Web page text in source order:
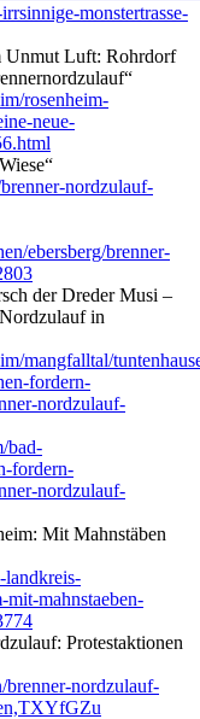
monstertrasse-
Unmut Luft: Rohrdorf
rosenheim-
neue-
nordzulauf-
ebersberg/brenner-
der Dreder Musi –
in
mangfalltal/
fordern-
nordzulauf-
bad-
fordern-
nordzulauf-
Mit Mahnstäben
landkreis-
mit-mahnstaeben-
Protestaktionen
brenner-nordzulauf-